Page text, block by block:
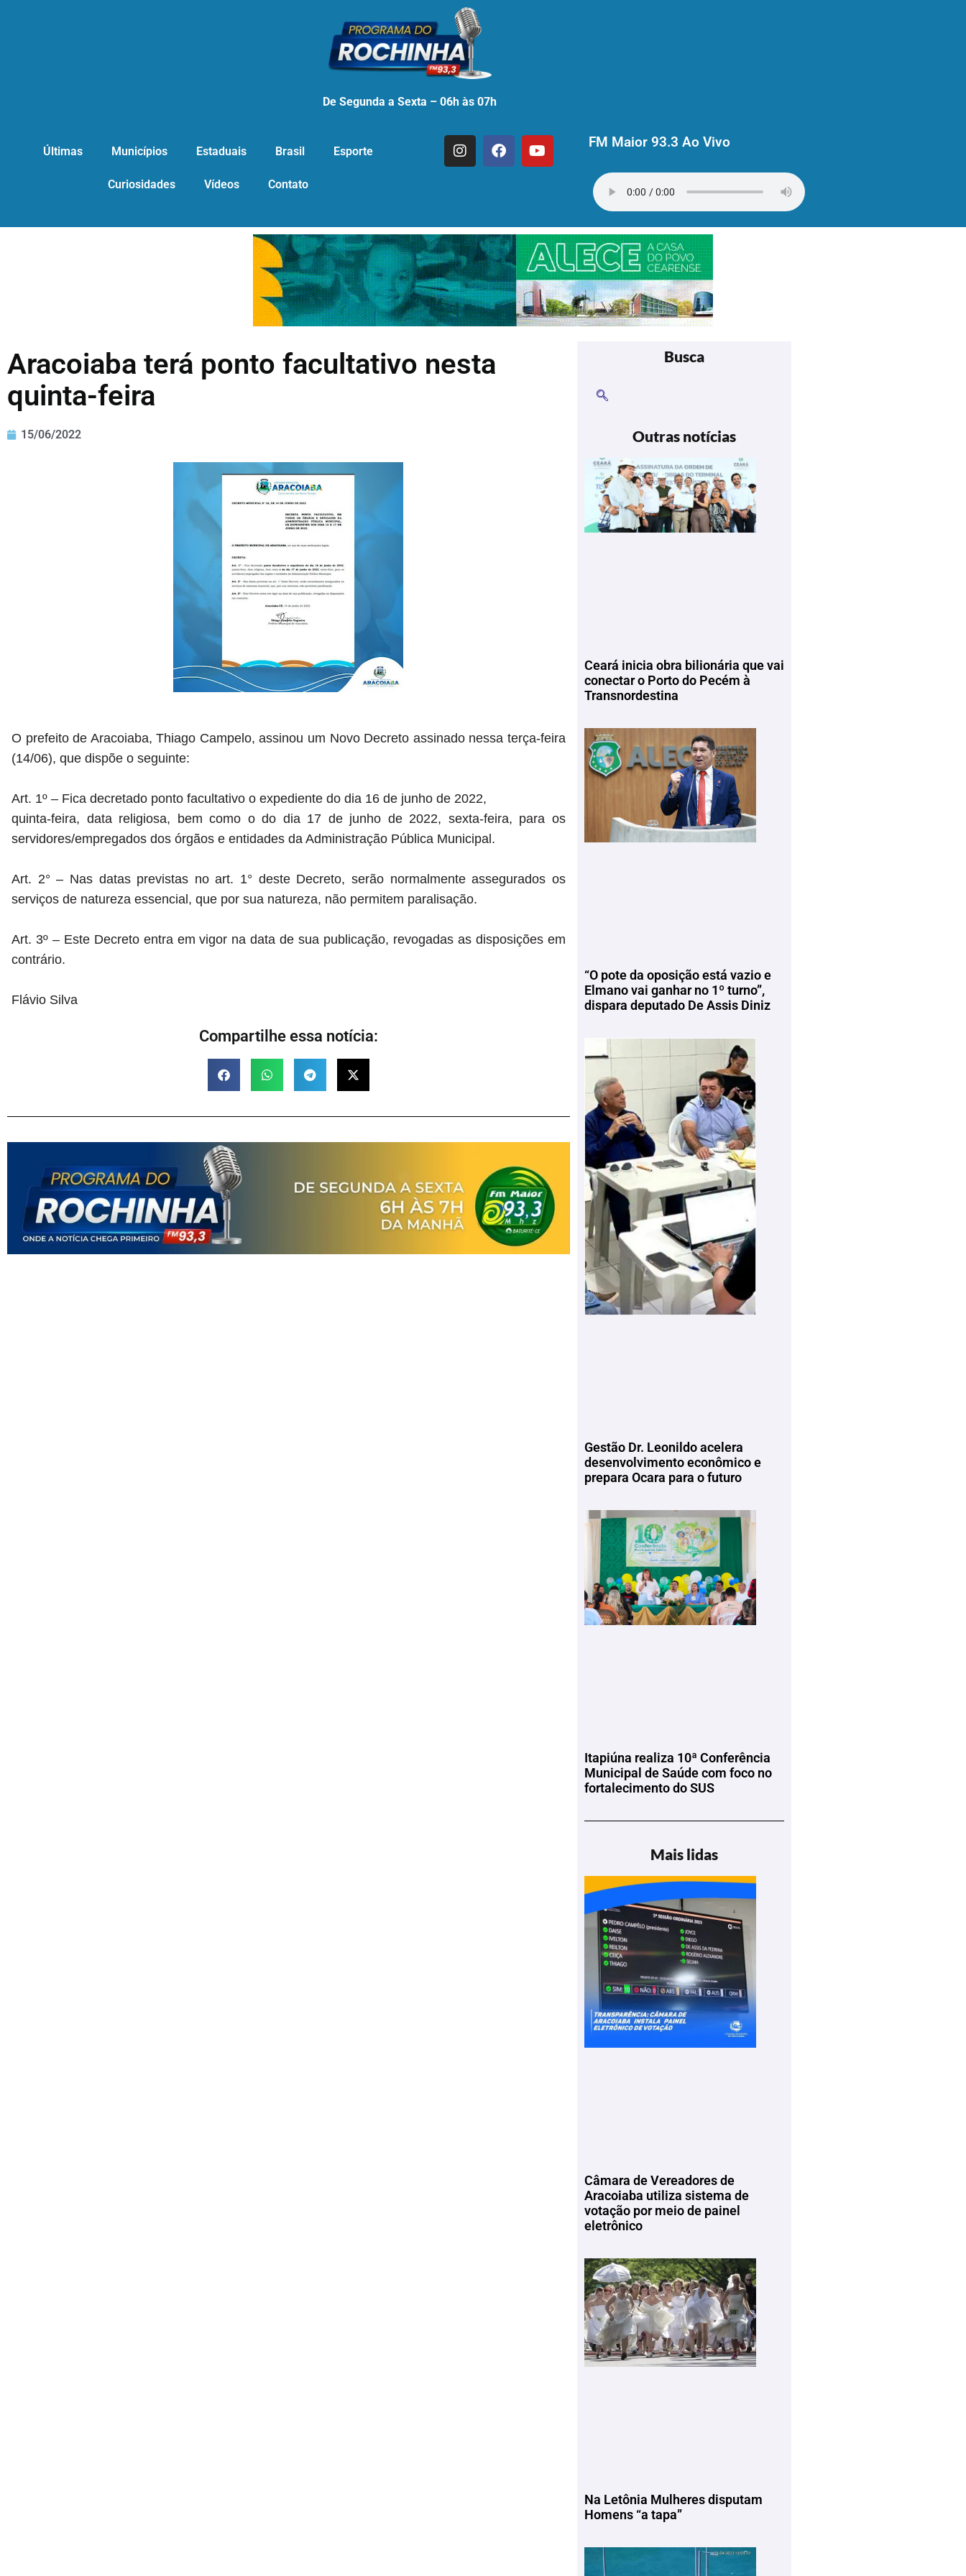
De Segunda a Sexta – 06h às 07h
Últimas Municípios Estaduais Brasil Esporte
Curiosidades Vídeos Contato
FM Maior 93.3 Ao Vivo
Aracoiaba terá ponto facultativo nesta
quinta-feira
15/06/2022
O prefeito de Aracoiaba, Thiago Campelo, assinou um Novo Decreto assinado nessa terça-feira
(14/06), que dispõe o seguinte:
Art. 1º – Fica decretado ponto facultativo o expediente do dia 16 de junho de 2022,
quinta-feira, data religiosa, bem como o do dia 17 de junho de 2022, sexta-feira, para os
servidores/empregados dos órgãos e entidades da Administração Pública Municipal.
Art. 2° – Nas datas previstas no art. 1° deste Decreto, serão normalmente assegurados os
serviços de natureza essencial, que por sua natureza, não permitem paralisação.
Art. 3º – Este Decreto entra em vigor na data de sua publicação, revogadas as disposições em
contrário.
Flávio Silva
Compartilhe essa notícia:
Busca
Outras notícias
Ceará inicia obra bilionária que vai
conectar o Porto do Pecém à
Transnordestina
“O pote da oposição está vazio e
Elmano vai ganhar no 1º turno”,
dispara deputado De Assis Diniz
Gestão Dr. Leonildo acelera
desenvolvimento econômico e
prepara Ocara para o futuro
Itapiúna realiza 10ª Conferência
Municipal de Saúde com foco no
fortalecimento do SUS
Mais lidas
Câmara de Vereadores de
Aracoiaba utiliza sistema de
votação por meio de painel
eletrônico
Na Letônia Mulheres disputam
Homens “a tapa”